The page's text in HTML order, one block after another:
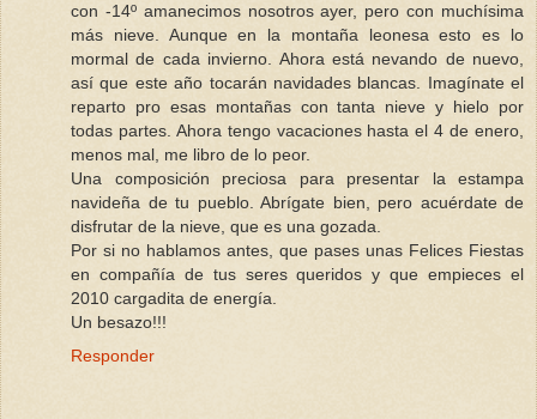
con -14º amanecimos nosotros ayer, pero con muchísima
más nieve. Aunque en la montaña leonesa esto es lo
mormal de cada invierno. Ahora está nevando de nuevo,
así que este año tocarán navidades blancas. Imagínate el
reparto pro esas montañas con tanta nieve y hielo por
todas partes. Ahora tengo vacaciones hasta el 4 de enero,
menos mal, me libro de lo peor.
Una composición preciosa para presentar la estampa
navideña de tu pueblo. Abrígate bien, pero acuérdate de
disfrutar de la nieve, que es una gozada.
Por si no hablamos antes, que pases unas Felices Fiestas
en compañía de tus seres queridos y que empieces el
2010 cargadita de energía.
Un besazo!!!
Responder